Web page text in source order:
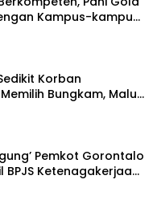
Kampus-kampus
Korban
Bungkam, Malu
Pemkot Gorontalo
BPJS Ketenagakerjaan